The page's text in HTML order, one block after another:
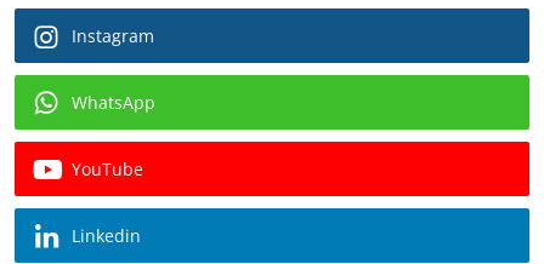
Instagram
WhatsApp
YouTube
Linkedin